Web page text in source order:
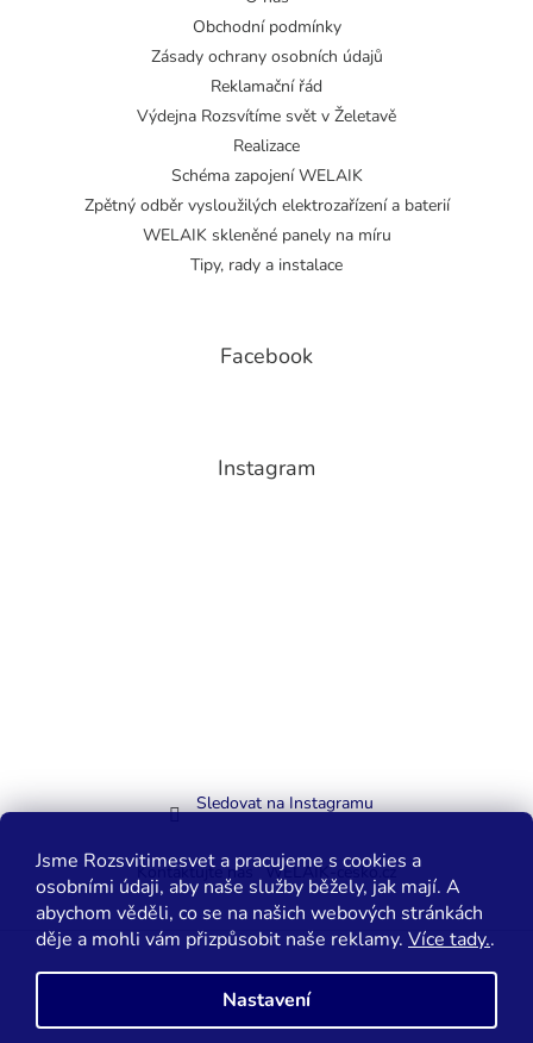
Jsme Rozsvitimesvet a pracujeme s cookies a
osobními údaji, aby naše služby běžely, jak mají. A
abychom věděli, co se na našich webových stránkách
děje a mohli vám přizpůsobit naše reklamy. Více tady..
Nastavení
Obchodní podmínky
Zásady ochrany osobních údajů
Reklamační řád
Výdejna Rozsvítíme svět v Želetavě
Realizace
Schéma zapojení WELAIK
Zpětný odběr vysloužilých elektrozařízení a baterií
WELAIK skleněné panely na míru
Tipy, rady a instalace
Facebook
Instagram
Sledovat na Instagramu
Kontaktujte nás WELAIK-cesko.cz
Vytvořil Shoptet